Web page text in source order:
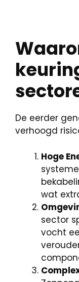
De eerder
verhoogd
Hoge
wat
sector
vocht